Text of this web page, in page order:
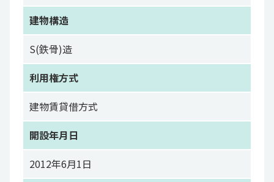
建物構造
S(鉄骨)造
利用権方式
建物賃貸借方式
開設年月日
2012年6月1日